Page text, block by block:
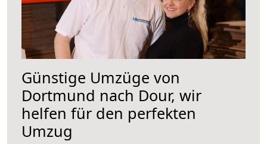
Günstige Umzüge von
Dortmund nach Dour, wir
helfen für den perfekten
Umzug